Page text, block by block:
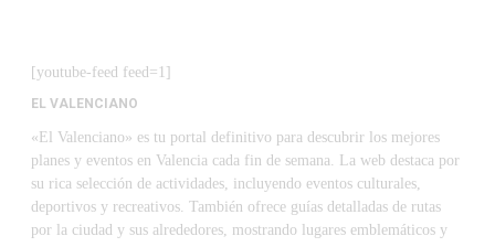
[youtube-feed feed=1]
EL VALENCIANO
«El Valenciano» es tu portal definitivo para descubrir los mejores
planes y eventos en Valencia cada fin de semana. La web destaca por
su rica selección de actividades, incluyendo eventos culturales,
deportivos y recreativos. También ofrece guías detalladas de rutas
por la ciudad y sus alrededores, mostrando lugares emblemáticos y